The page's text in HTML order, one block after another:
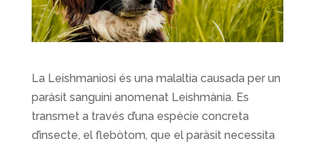
La Leishmaniosi és una malaltia causada per un
paràsit sanguini anomenat Leishmània. Es
transmet a través d’una espècie concreta
d’insecte, el flebòtom, que el paràsit necessita